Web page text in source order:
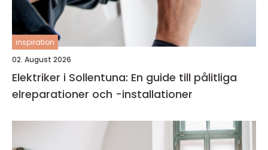
inspiration
02. August 2026
Elektriker i Sollentuna: En guide till pålitliga
elreparationer och -installationer